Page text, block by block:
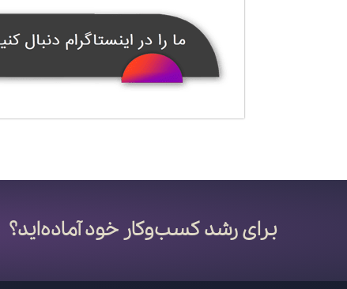
برای رشد کسب‌وکار خود آماده‌اید؟